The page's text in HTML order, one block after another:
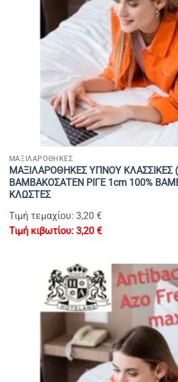
ΜΑΞΙΛΑΡΟΘΗΚΕΣ
ΜΑΞΙΛΑΡΟΘΗΚΕΣ ΥΠΝΟΥ ΚΛΑΣΣΙΚΕΣ
ΒΑΜΒΑΚΟΣΑΤΕΝ ΡΙΓΕ 1cm 100%
ΚΛΩΣΤΕΣ
Τιμή τεμαχίου: 3,20 €
3,20 €